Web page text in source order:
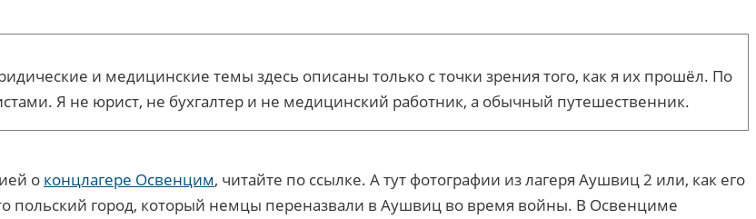
и медицинские темы здесь описаны только с точки зрения того, как я их прошёл. По
Я не юрист, не бухгалтер и не медицинский работник, а обычный путешественник.
о концлагере Освенцим, читайте по ссылке. А тут фотографии из лагеря Аушвиц 2 или, как его
город, который немцы переназвали в Аушвиц во время войны. В Освенциме